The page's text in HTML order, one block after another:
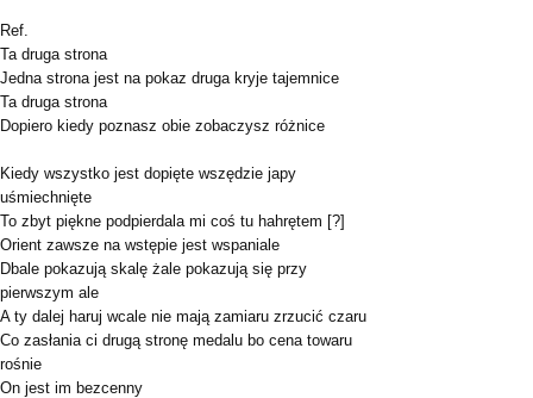
Ref.
Ta druga strona
Jedna strona jest na pokaz druga kryje tajemnice
Ta druga strona
Dopiero kiedy poznasz obie zobaczysz różnice
Kiedy wszystko jest dopięte wszędzie japy
uśmiechnięte
To zbyt piękne podpierdala mi coś tu hahrętem [?]
Orient zawsze na wstępie jest wspaniale
Dbale pokazują skalę żale pokazują się przy
pierwszym ale
A ty dalej haruj wcale nie mają zamiaru zrzucić czaru
Co zasłania ci drugą stronę medalu bo cena towaru
rośnie
On jest im bezcenny